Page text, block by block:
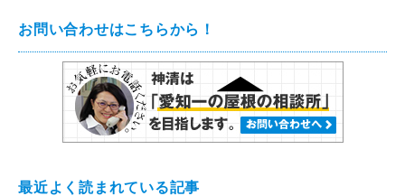
お問い合わせはこちらから！
最近よく読まれている記事